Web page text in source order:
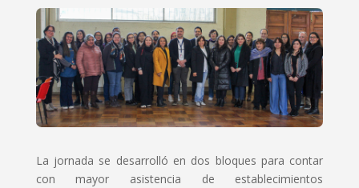
La jornada se desarrolló en dos bloques para contar
con mayor asistencia de establecimientos